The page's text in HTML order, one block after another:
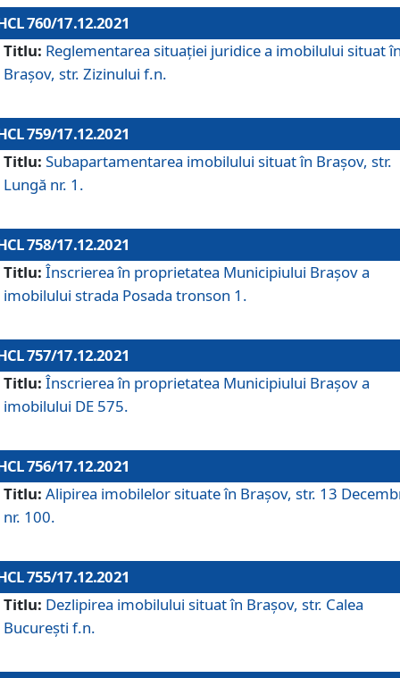
760/17.12.2021
Titlu: Reglementarea situației juridice a imobilului situat
Brașov, str. Zizinului f.n.
759/17.12.2021
Titlu: Subapartamentarea imobilului situat în Brașov, str.
Lungă nr. 1.
758/17.12.2021
Titlu: Înscrierea în proprietatea Municipiului Brașov a
imobilului strada Posada tronson 1.
757/17.12.2021
Titlu: Înscrierea în proprietatea Municipiului Brașov a
imobilului DE 575.
756/17.12.2021
Titlu: Alipirea imobilelor situate în Brașov, str. 13
nr. 100.
755/17.12.2021
Titlu: Dezlipirea imobilului situat în Brașov, str. Calea
București f.n.